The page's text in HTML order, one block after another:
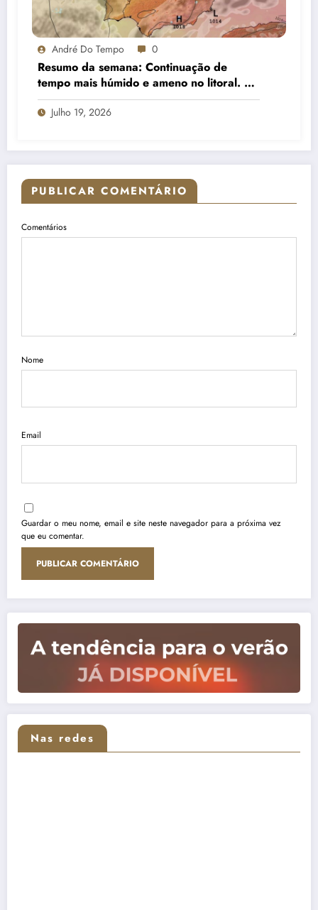
André Do Tempo 0
Resumo da semana: Continuação de
tempo mais húmido e ameno no litoral. No
interior, subida da temperatura e menos
nuvens
Julho 19, 2026
PUBLICAR COMENTÁRIO
Comentários
Nome
Email
Guardar o meu nome, email e site neste navegador para a próxima vez
que eu comentar.
Nas redes